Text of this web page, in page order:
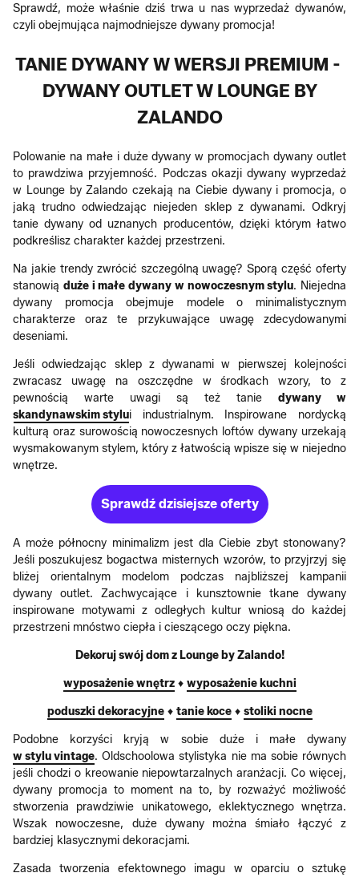
Sprawdź, może właśnie dziś trwa u nas wyprzedaż dywanów,
czyli obejmująca najmodniejsze dywany promocja!
TANIE DYWANY W WERSJI PREMIUM -
DYWANY OUTLET W LOUNGE BY
ZALANDO
Polowanie na małe i duże dywany w promocjach dywany outlet
to prawdziwa przyjemność. Podczas okazji dywany wyprzedaż
w Lounge by Zalando czekają na Ciebie dywany i promocja, o
jaką trudno odwiedzając niejeden sklep z dywanami. Odkryj
tanie dywany od uznanych producentów, dzięki którym łatwo
podkreślisz charakter każdej przestrzeni.
Na jakie trendy zwrócić szczególną uwagę? Sporą część oferty
stanowią duże i małe dywany w nowoczesnym stylu. Niejedna
dywany promocja obejmuje modele o minimalistycznym
charakterze oraz te przykuwające uwagę zdecydowanymi
deseniami.
Jeśli odwiedzając sklep z dywanami w pierwszej kolejności
zwracasz uwagę na oszczędne w środkach wzory, to z
pewnością warte uwagi są też tanie dywany w
skandynawskim stylui industrialnym. Inspirowane nordycką
kulturą oraz surowością nowoczesnych loftów dywany urzekają
wysmakowanym stylem, który z łatwością wpisze się w niejedno
wnętrze.
Sprawdź dzisiejsze oferty
A może północny minimalizm jest dla Ciebie zbyt stonowany?
Jeśli poszukujesz bogactwa misternych wzorów, to przyjrzyj się
bliżej orientalnym modelom podczas najbliższej kampanii
dywany outlet. Zachwycające i kunsztownie tkane dywany
inspirowane motywami z odległych kultur wniosą do każdej
przestrzeni mnóstwo ciepła i cieszącego oczy piękna.
Dekoruj swój dom z Lounge by Zalando!
wyposażenie wnętrz♦ wyposażenie kuchni
poduszki dekoracyjne♦ tanie koce♦ stoliki nocne
Podobne korzyści kryją w sobie duże i małe dywany
w stylu vintage. Oldschoolowa stylistyka nie ma sobie równych
jeśli chodzi o kreowanie niepowtarzalnych aranżacji. Co więcej,
dywany promocja to moment na to, by rozważyć możliwość
stworzenia prawdziwie unikatowego, eklektycznego wnętrza.
Wszak nowoczesne, duże dywany można śmiało łączyć z
bardziej klasycznymi dekoracjami.
Zasada tworzenia efektownego imagu w oparciu o sztukę